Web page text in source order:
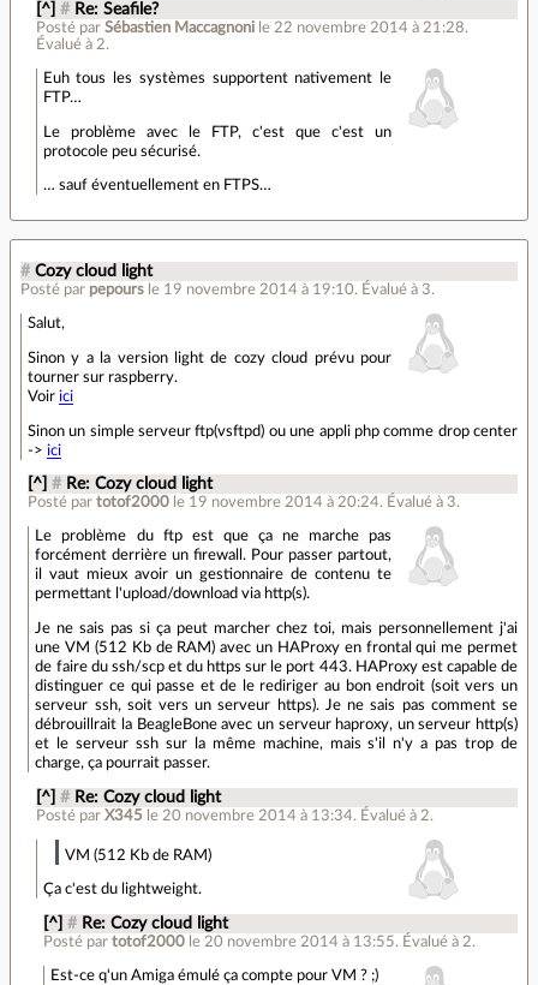
[^] # Re: Seafile?
Posté par Sébastien Maccagnoni le 22 novembre 2014 à 21:28.
Évalué à 2.
Euh tous les systèmes supportent nativement le
FTP…
Le problème avec le FTP, c'est que c'est un
protocole peu sécurisé.
… sauf éventuellement en FTPS…
# Cozy cloud light
Posté par pepours le 19 novembre 2014 à 19:10. Évalué à 3.
Salut,
Sinon y a la version light de cozy cloud prévu pour
tourner sur raspberry.
Voir ici
Sinon un simple serveur ftp(vsftpd) ou une appli php comme drop center
-> ici
[^] # Re: Cozy cloud light
Posté partotof2000 le 19 novembre 2014 à 20:24. Évalué à 3.
Le problème du ftp est que ça ne marche pas
forcément derrière un firewall. Pour passer partout,
il vaut mieux avoir un gestionnaire de contenu te
permettant l'upload/download via http(s).
Je ne sais pas si ça peut marcher chez toi, mais personnellement j'ai
une VM (512 Kb de RAM) avec un HAProxy en frontal qui me permet
de faire du ssh/scp et du https sur le port 443. HAProxy est capable de
distinguer ce qui passe et de le rediriger au bon endroit (soit vers un
serveur ssh, soit vers un serveur https). Je ne sais pas comment se
débrouillrait la BeagleBone avec un serveur haproxy, un serveur http(s)
et le serveur ssh sur la même machine, mais s'il n'y a pas trop de
charge, ça pourrait passer.
[^] # Re: Cozy cloud light
Posté par X345 le 20 novembre 2014 à 13:34. Évalué à 2.
VM (512 Kb de RAM)
Ça c'est du lightweight.
[^] # Re: Cozy cloud light
Posté partotof2000 le 20 novembre 2014 à 13:55. Évalué à 2.
Est-ce q'un Amiga émulé ça compte pour VM ? ;)